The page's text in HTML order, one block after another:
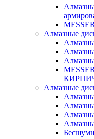
Алмазные
Алмазные